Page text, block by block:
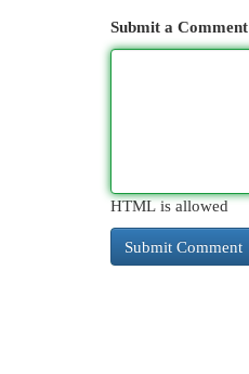
Submit a Comment
HTML is allowed